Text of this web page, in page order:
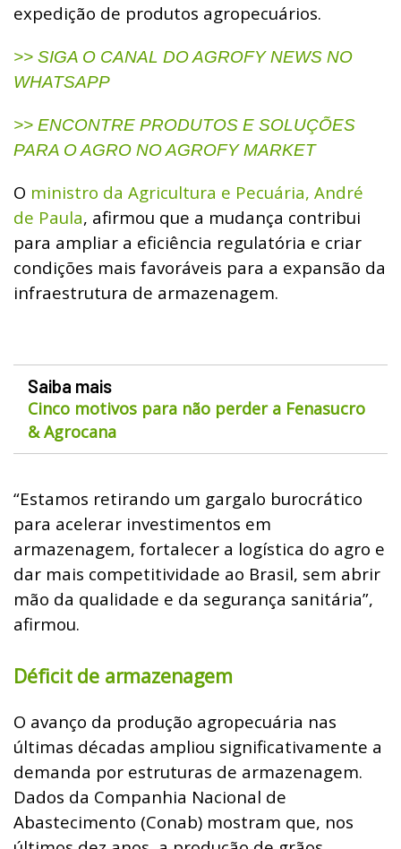
expedição de produtos agropecuários.
>> SIGA O CANAL DO AGROFY NEWS NO
WHATSAPP
>> ENCONTRE PRODUTOS E SOLUÇÕES
PARA O AGRO NO AGROFY MARKET
O ministro da Agricultura e Pecuária, André
de Paula, afirmou que a mudança contribui
para ampliar a eficiência regulatória e criar
condições mais favoráveis para a expansão da
infraestrutura de armazenagem.
Saiba mais
Cinco motivos para não perder a Fenasucro
& Agrocana
“Estamos retirando um gargalo burocrático
para acelerar investimentos em
armazenagem, fortalecer a logística do agro e
dar mais competitividade ao Brasil, sem abrir
mão da qualidade e da segurança sanitária”,
afirmou.
Déficit de armazenagem
O avanço da produção agropecuária nas
últimas décadas ampliou significativamente a
demanda por estruturas de armazenagem.
Dados da Companhia Nacional de
Abastecimento (Conab) mostram que, nos